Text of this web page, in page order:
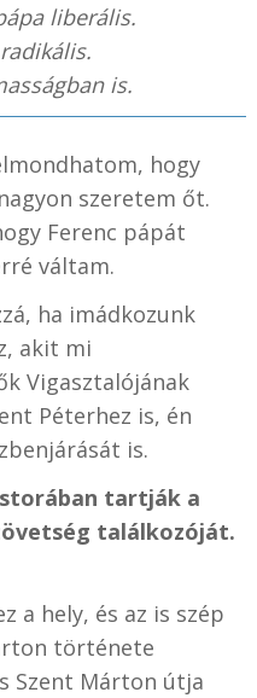
liberális.
is.
hogy
szeretem őt.
Ferenc pápát
váltam.
ha imádkozunk
akit mi
Vigasztalójának
Péterhez is, én
is.
tartják a
találkozóját.
a hely, és az is szép
története
Szent Márton útja